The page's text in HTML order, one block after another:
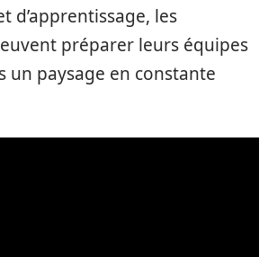
d’apprentissage, les
préparer leurs équipes
un paysage en constante